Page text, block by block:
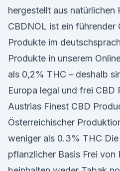
hergestellt aus
CBDNOL ist ein führender
Produkte im
Produkte in unserem
als 0,2% THC – deshalb
Europa legal und frei CBD
Austrias Finest CBD
Österreichischer
weniger als 0.3% THC
pflanzlicher Basis Frei